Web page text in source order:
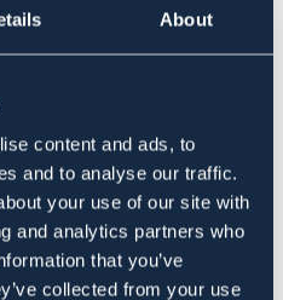
About
content and ads, to
and to analyse our traffic.
your use of our site with
and analytics partners who
that you’ve
collected from your use
modellen är unisex kan den
i vår storleksguide